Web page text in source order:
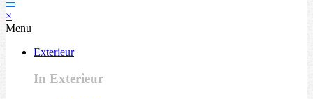
×
Menu
Exterieur
In Exterieur